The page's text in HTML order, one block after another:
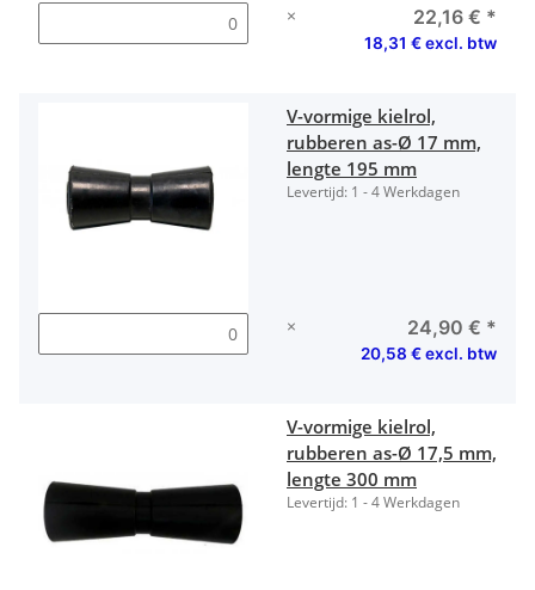
× 22,16 € *
18,31 € excl. btw
V-vormige kielrol,
rubberen as-Ø 17 mm,
lengte 195 mm
Levertijd: 1 - 4 Werkdagen
× 24,90 € *
20,58 € excl. btw
V-vormige kielrol,
rubberen as-Ø 17,5 mm,
lengte 300 mm
Levertijd: 1 - 4 Werkdagen